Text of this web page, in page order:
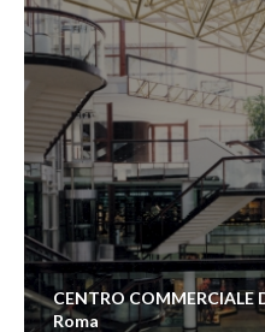
CENTRO COMMERCIALE
Roma